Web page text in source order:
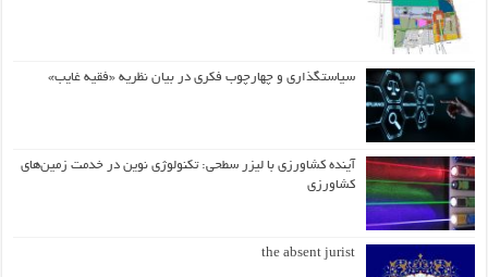
سیاستگذاری و چهارچوب فکری در بیان نظریه «فقیه غایب»
آینده کشاورزی با لیزر سطحی: تکنولوژی نوین در خدمت زمین‌های
کشاورزی
the absent jurist